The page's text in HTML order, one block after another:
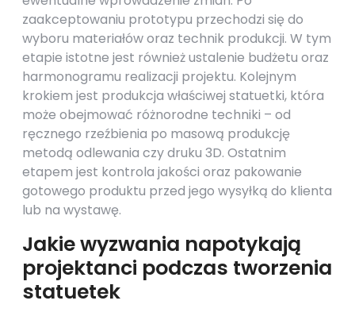
zaakceptowaniu prototypu przechodzi się do
wyboru materiałów oraz technik produkcji. W tym
etapie istotne jest również ustalenie budżetu oraz
harmonogramu realizacji projektu. Kolejnym
krokiem jest produkcja właściwej statuetki, która
może obejmować różnorodne techniki – od
ręcznego rzeźbienia po masową produkcję
metodą odlewania czy druku 3D. Ostatnim
etapem jest kontrola jakości oraz pakowanie
gotowego produktu przed jego wysyłką do klienta
lub na wystawę.
Jakie wyzwania napotykają
projektanci podczas tworzenia
statuetek